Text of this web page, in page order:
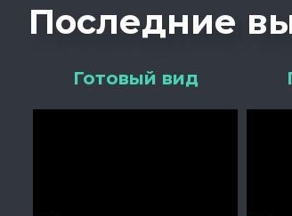
Последние
Готовый вид